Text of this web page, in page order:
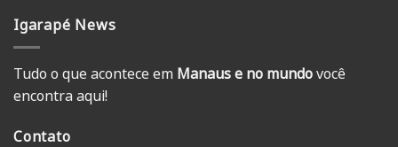
Igarapé News
Tudo o que acontece em Manaus e no mundovocê
encontra aqui!
Contato